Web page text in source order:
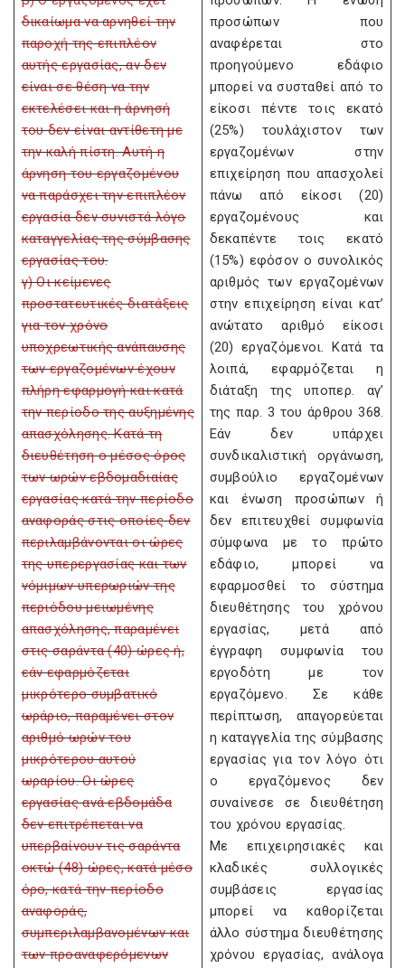
δικαίωμα να αρνηθεί την
παροχή της επιπλέον
αυτής εργασίας, αν δεν
είναι σε θέση να την
εκτελέσει και η άρνησή
του δεν είναι αντίθετη με
την καλή πίστη. Αυτή η
άρνηση του εργαζομένου
να παράσχει την επιπλέον
εργασία δεν συνιστά λόγο
καταγγελίας της σύμβασης
εργασίας του.
γ) Οι κείμενες
προστατευτικές διατάξεις
για τον χρόνο
υποχρεωτικής ανάπαυσης
των εργαζομένων έχουν
πλήρη εφαρμογή και κατά
την περίοδο της αυξημένης
απασχόλησης. Κατά τη
διευθέτηση ο μέσος όρος
των ωρών εβδομαδιαίας
εργασίας κατά την περίοδο
αναφοράς στις οποίες δεν
περιλαμβάνονται οι ώρες
της υπερεργασίας και των
νόμιμων υπερωριών της
περιόδου μειωμένης
απασχόλησης, παραμένει
στις σαράντα (40) ώρες ή,
εάν εφαρμόζεται
μικρότερο συμβατικό
ωράριο, παραμένει στον
αριθμό ωρών του
μικρότερου αυτού
ωραρίου. Οι ώρες
εργασίας ανά εβδομάδα
δεν επιτρέπεται να
υπερβαίνουν τις σαράντα
οκτώ (48) ώρες, κατά μέσο
όρο, κατά την περίοδο
αναφοράς,
συμπεριλαμβανομένων και
των προαναφερόμενων
προσώπων που
αναφέρεται στο
προηγούμενο εδάφιο
μπορεί να συσταθεί από το
είκοσι πέντε τοις εκατό
(25%) τουλάχιστον των
εργαζομένων στην
επιχείρηση που απασχολεί
πάνω από είκοσι (20)
εργαζομένους και
δεκαπέντε τοις εκατό
(15%) εφόσον ο συνολικός
αριθμός των εργαζομένων
στην επιχείρηση είναι κατ’
ανώτατο αριθμό είκοσι
(20) εργαζόμενοι. Κατά τα
λοιπά, εφαρμόζεται η
διάταξη της υποπερ. αγ’
της παρ. 3 του άρθρου 368.
Εάν δεν υπάρχει
συνδικαλιστική οργάνωση,
συμβούλιο εργαζομένων
και ένωση προσώπων ή
δεν επιτευχθεί συμφωνία
σύμφωνα με το πρώτο
εδάφιο, μπορεί να
εφαρμοσθεί το σύστημα
διευθέτησης του χρόνου
εργασίας, μετά από
έγγραφη συμφωνία του
εργοδότη με τον
εργαζόμενο. Σε κάθε
περίπτωση, απαγορεύεται
η καταγγελία της σύμβασης
εργασίας για τον λόγο ότι
ο εργαζόμενος δεν
συναίνεσε σε διευθέτηση
του χρόνου εργασίας.
Με επιχειρησιακές και
κλαδικές συλλογικές
συμβάσεις εργασίας
μπορεί να καθορίζεται
άλλο σύστημα διευθέτησης
χρόνου εργασίας, ανάλογα